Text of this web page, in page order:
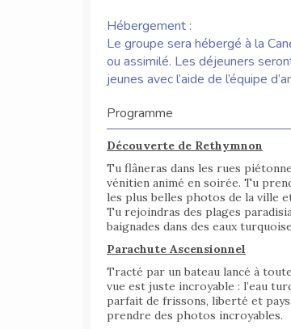
Hébergement :
Le groupe sera hébergé à la
ou assimilé. Les déjeuners
jeunes avec l’aide de l’équipe
Programme
Découverte de Rethymnon
Tu flâneras dans les rues
vénitien animé en soirée. Tu
les plus belles photos de la ville
Tu rejoindras des plages
baignades dans des eaux
Parachute Ascensionnel
Tracté par un bateau lancé à
vue est juste incroyable : l’eau
parfait de frissons, liberté et
prendre des photos incroyables.